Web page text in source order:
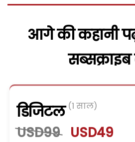
आगे की कहानी
डिजिटल (1 साल)
USD99 USD49